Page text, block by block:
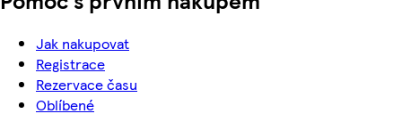
Jak nakupovat
Registrace
Rezervace času
Oblíbené